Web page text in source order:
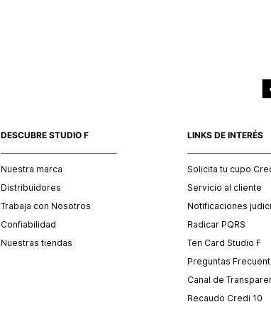
DESCUBRE STUDIO F
Nuestra marca
Distribuidores
Trabaja con Nosotros
Confiabilidad
Nuestras tiendas
LINKS DE INTERÉS
Solicita tu cupo
Servicio al cliente
Notificaciones
Radicar PQRS
Ten Card Studio F
Preguntas
Canal de
Recaudo Credi 10